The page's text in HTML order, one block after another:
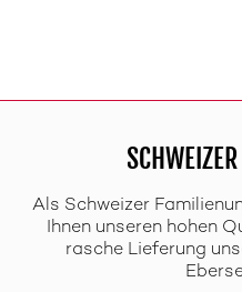
Als Schweizer
Ihnen unseren hohen
rasche Lieferung